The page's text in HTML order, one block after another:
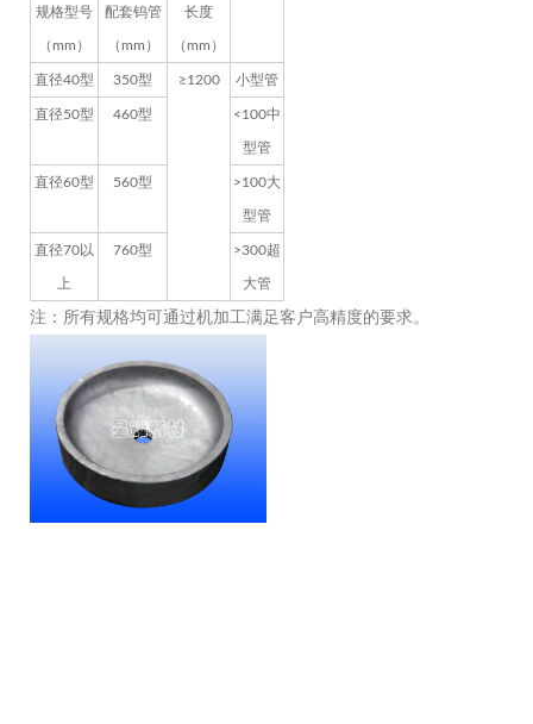
规格型号
（mm）
配套钨管
（mm）
长度
（mm）
直径40型 350型 ≥1200 小型管
直径50型 460型 <100中
型管
直径60型 560型 >100大
型管
直径70以
上
760型 >300超
大管
注：所有规格均可通过机加工满足客户高精度的要求。